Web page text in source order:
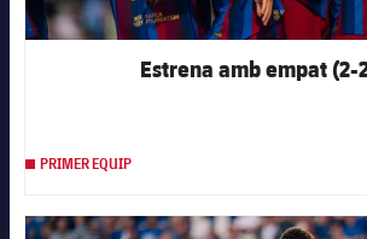
Estrena amb empat (2-
PRIMER EQUIP
FC